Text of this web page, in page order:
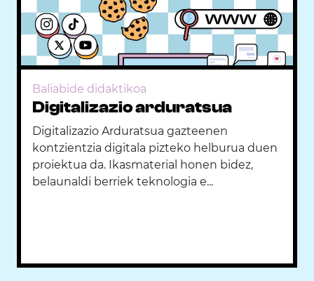
Baliabide didaktikoa
Digitalizazio arduratsua
Digitalizazio Arduratsua gazteenen
kontzientzia digitala pizteko helburua duen
proiektua da. Ikasmaterial honen bidez,
belaunaldi berriek teknologia e...